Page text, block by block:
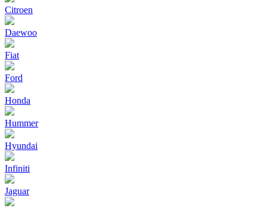
Citroen
Daewoo
Fiat
Ford
Honda
Hummer
Hyundai
Infiniti
Jaguar